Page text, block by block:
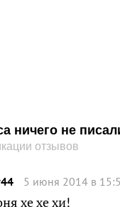
ничего не
отзывов
5 июня 2014 в
хе хе хи!